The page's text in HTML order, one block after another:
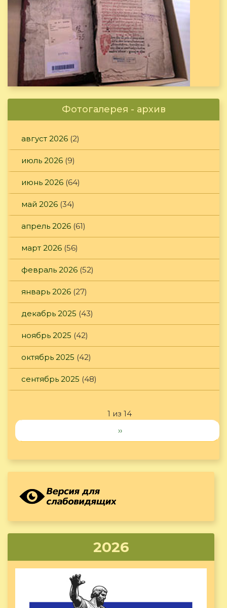
Фотогалерея - архив
август 2026 (2)
июль 2026 (9)
июнь 2026 (64)
май 2026 (34)
апрель 2026 (61)
март 2026 (56)
февраль 2026 (52)
январь 2026 (27)
декабрь 2025 (43)
ноябрь 2025 (42)
октябрь 2025 (42)
сентябрь 2025 (48)
1 из 14
››
2026